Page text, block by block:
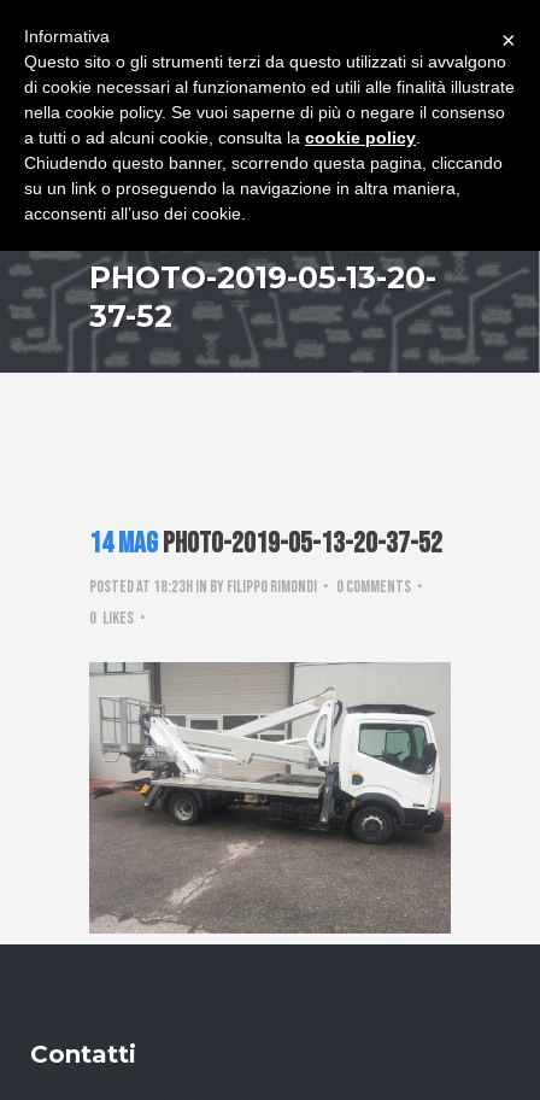
PHOTO-2019-05-13-20-
37-52
14 MagPHOTO-2019-05-13-20-37-52
Posted at 18:23hin by Filippo Rimondi
0 Comments
0 Likes
Contatti
×
Informativa
Questo sito o gli strumenti terzi da questo utilizzati si avvalgono
di cookie necessari al funzionamento ed utili alle finalità illustrate
nella cookie policy. Se vuoi saperne di più o negare il consenso
a tutti o ad alcuni cookie, consulta la cookie policy
Chiudendo questo banner, scorrendo questa pagina, cliccando
su un link o proseguendo la navigazione in altra maniera,
acconsenti all’uso dei cookie.